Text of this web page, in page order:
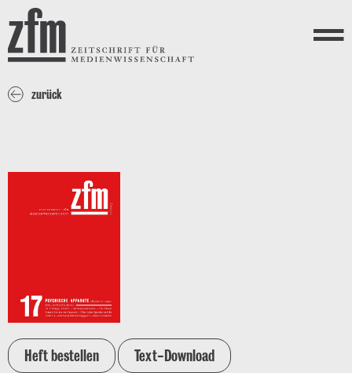
Direkt zum Inhalt
ZEITSCHRIFT FÜR
MEDIENWISSENSCHAFT
Menü
zurück
Heft bestellen Text-Download